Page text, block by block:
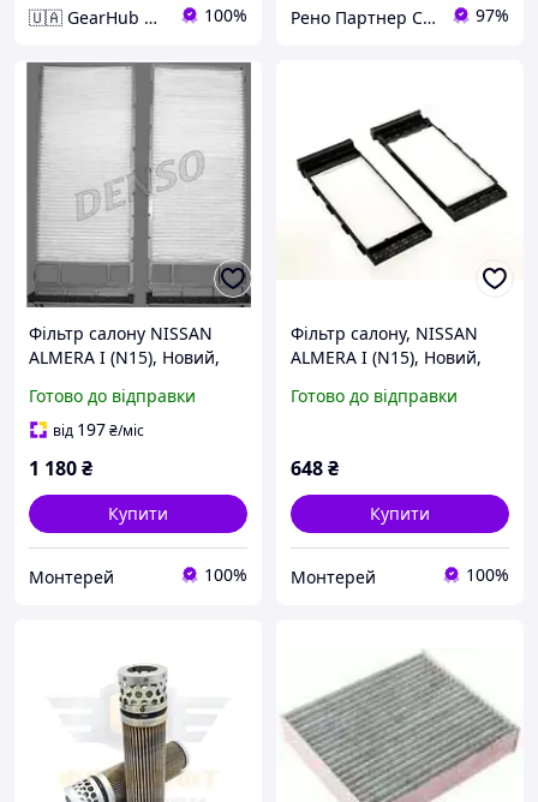
🇺🇦 GearHub 🇺🇦 100% Рено Партнер Сервіс 97%
Фільтр салону NISSAN
ALMERA I (N15), Новий,
WP9120
Готово до відправки
від 197₴/міс
1 180₴
Купити
Монтерей 100%
Фільтр салону, NISSAN
ALMERA I (N15), Новий,
DCF187P
Готово до відправки
648₴
Купити
Монтерей 100%